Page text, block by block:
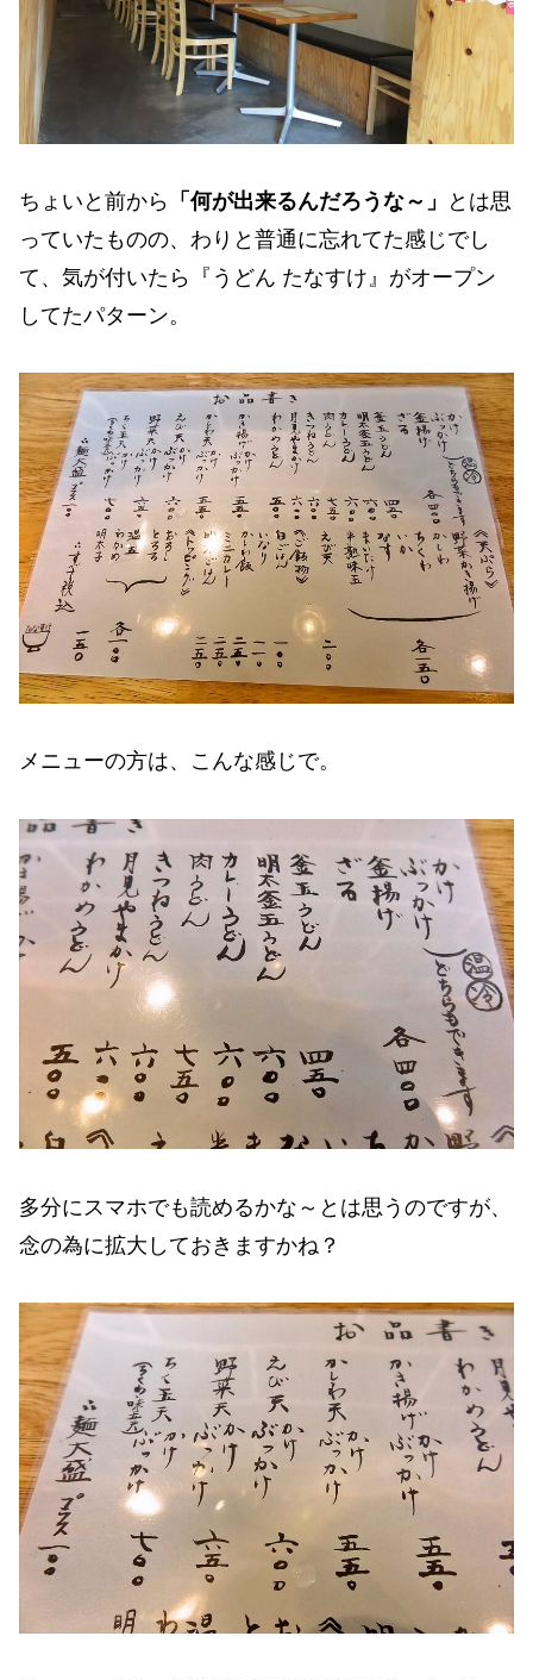
ちょいと前から 「何が出来るんだろうな～」
とは思
っていたものの、わりと普通に忘れてた感じでし
て、気が付いたら『うどん たなすけ』がオープン
してたパターン。
メニューの方は、こんな感じで。
多分にスマホでも読めるかな～とは思うのですが、
念の為に拡大しておきますかね？